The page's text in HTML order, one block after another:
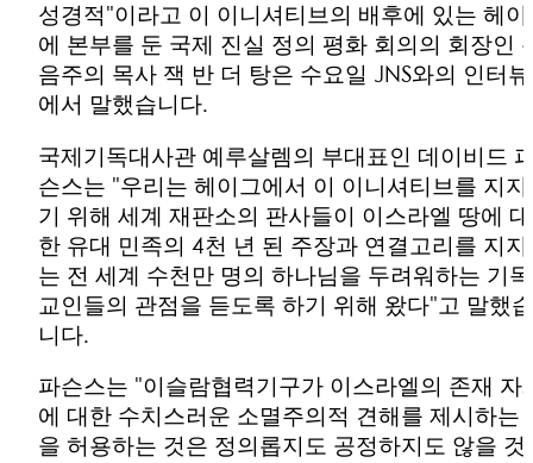
성경적"이라고 이 이니셔티브의 배후에 있는 헤이
에 본부를 둔 국제 진실 정의 평화 회의의 회장인
음주의 목사 잭 반 더 탕은 수요일 JNS와의 인터뷰
에서 말했습니다.
국제기독대사관 예루살렘의 부대표인 데이비드
슨스는 "우리는 헤이그에서 이 이니셔티브를 지지
기 위해 세계 재판소의 판사들이 이스라엘 땅에 대
한 유대 민족의 4천 년 된 주장과 연결고리를 지지
는 전 세계 수천만 명의 하나님을 두려워하는 기독
교인들의 관점을 듣도록 하기 위해 왔다"고 말했
니다.
파슨스는 "이슬람협력기구가 이스라엘의 존재 자
에 대한 수치스러운 소멸주의적 견해를 제시하는
을 허용하는 것은 정의롭지도 공정하지도 않을 것